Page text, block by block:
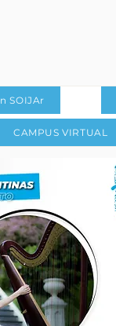
SOIJAr
CAMPUS VIRTUAL